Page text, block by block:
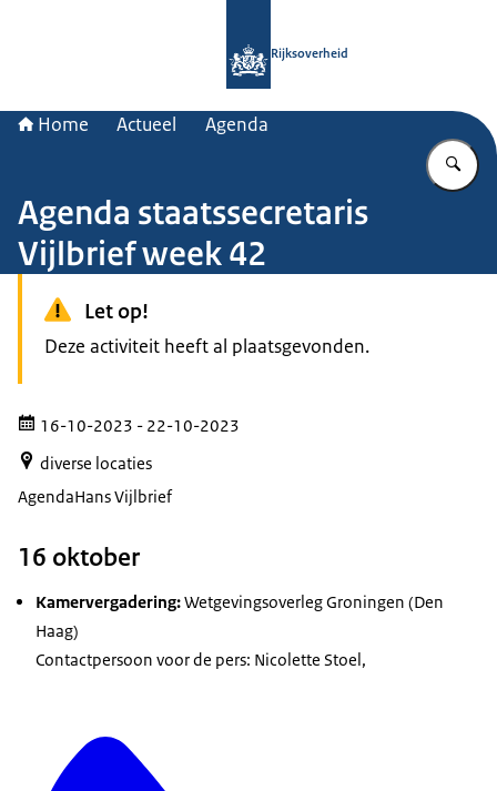
Rijksoverheid
Home Actueel Agenda
Agenda staatssecretaris
Vijlbrief week 42
Let op!
Deze activiteit heeft al plaatsgevonden.
16-10-2023 - 22-10-2023
diverse locaties
AgendaHans Vijlbrief
16 oktober
Kamervergadering:Wetgevingsoverleg Groningen (Den
Haag)
Contactpersoon voor de pers: Nicolette Stoel,